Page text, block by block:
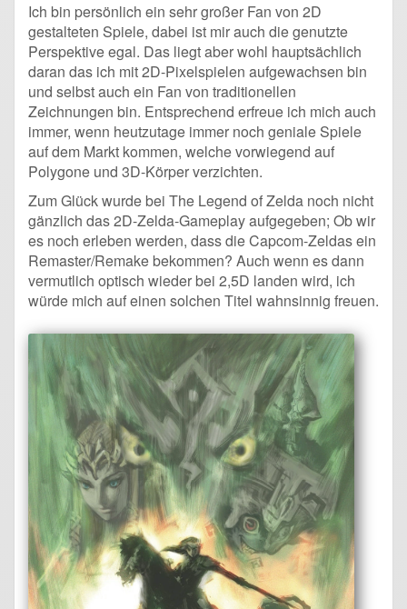
Ich bin persönlich ein sehr großer Fan von 2D
gestalteten Spiele, dabei ist mir auch die genutzte
Perspektive egal. Das liegt aber wohl hauptsächlich
daran das ich mit 2D-Pixelspielen aufgewachsen bin
und selbst auch ein Fan von traditionellen
Zeichnungen bin. Entsprechend erfreue ich mich auch
immer, wenn heutzutage immer noch geniale Spiele
auf dem Markt kommen, welche vorwiegend auf
Polygone und 3D-Körper verzichten.
Zum Glück wurde bei The Legend of Zelda noch nicht
gänzlich das 2D-Zelda-Gameplay aufgegeben; Ob wir
es noch erleben werden, dass die Capcom-Zeldas ein
Remaster/Remake bekommen? Auch wenn es dann
vermutlich optisch wieder bei 2,5D landen wird, ich
würde mich auf einen solchen Titel wahnsinnig freuen.